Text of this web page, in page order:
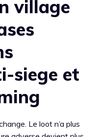
village
siege et
Le loot n’a plus